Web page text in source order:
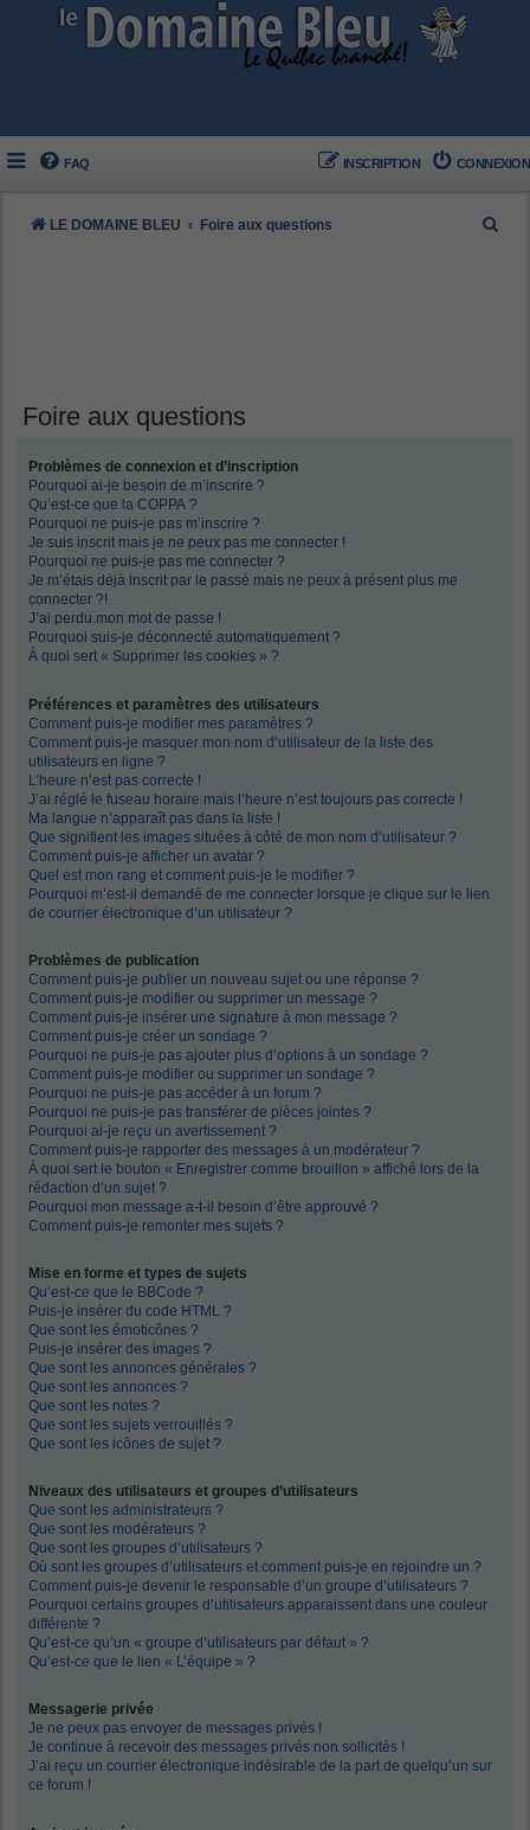
FAQ CONNEXION
INSCRIPTION
LE DOMAINE BLEU Foire aux questions
Foire aux questions
Problèmes de connexion et d’inscription
Pourquoi ai-je besoin de m’inscrire ?
Qu’est-ce que la COPPA ?
Pourquoi ne puis-je pas m’inscrire ?
Je suis inscrit mais je ne peux pas me connecter !
Pourquoi ne puis-je pas me connecter ?
Je m’étais déjà inscrit par le passé mais ne peux à présent plus me
connecter ?!
J’ai perdu mon mot de passe !
Pourquoi suis-je déconnecté automatiquement ?
À quoi sert « Supprimer les cookies » ?
Préférences et paramètres des utilisateurs
Comment puis-je modifier mes paramètres ?
Comment puis-je masquer mon nom d’utilisateur de la liste des
utilisateurs en ligne ?
L’heure n’est pas correcte !
J’ai réglé le fuseau horaire mais l’heure n’est toujours pas correcte !
Ma langue n’apparaît pas dans la liste !
Que signifient les images situées à côté de mon nom d’utilisateur ?
Comment puis-je afficher un avatar ?
Quel est mon rang et comment puis-je le modifier ?
Pourquoi m’est-il demandé de me connecter lorsque je clique sur le lien
de courrier électronique d’un utilisateur ?
Problèmes de publication
Comment puis-je publier un nouveau sujet ou une réponse ?
Comment puis-je modifier ou supprimer un message ?
Comment puis-je insérer une signature à mon message ?
Comment puis-je créer un sondage ?
Pourquoi ne puis-je pas ajouter plus d’options à un sondage ?
Comment puis-je modifier ou supprimer un sondage ?
Pourquoi ne puis-je pas accéder à un forum ?
Pourquoi ne puis-je pas transférer de pièces jointes ?
Pourquoi ai-je reçu un avertissement ?
Comment puis-je rapporter des messages à un modérateur ?
À quoi sert le bouton « Enregistrer comme brouillon » affiché lors de la
rédaction d’un sujet ?
Pourquoi mon message a-t-il besoin d’être approuvé ?
Comment puis-je remonter mes sujets ?
Mise en forme et types de sujets
Qu’est-ce que le BBCode ?
Puis-je insérer du code HTML ?
Que sont les émoticônes ?
Puis-je insérer des images ?
Que sont les annonces générales ?
Que sont les annonces ?
Que sont les notes ?
Que sont les sujets verrouillés ?
Que sont les icônes de sujet ?
Niveaux des utilisateurs et groupes d’utilisateurs
Que sont les administrateurs ?
Que sont les modérateurs ?
Que sont les groupes d’utilisateurs ?
Où sont les groupes d’utilisateurs et comment puis-je en rejoindre un ?
Comment puis-je devenir le responsable d’un groupe d’utilisateurs ?
Pourquoi certains groupes d’utilisateurs apparaissent dans une couleur
différente ?
Qu’est-ce qu’un « groupe d’utilisateurs par défaut » ?
Qu’est-ce que le lien « L’équipe » ?
Messagerie privée
Je ne peux pas envoyer de messages privés !
Je continue à recevoir des messages privés non sollicités !
J’ai reçu un courrier électronique indésirable de la part de quelqu’un sur
ce forum !